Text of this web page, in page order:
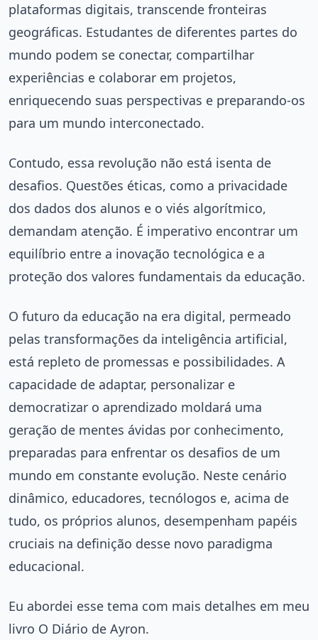
plataformas digitais, transcende fronteiras
geográficas. Estudantes de diferentes partes do
mundo podem se conectar, compartilhar
experiências e colaborar em projetos,
enriquecendo suas perspectivas e preparando-os
para um mundo interconectado.
Contudo, essa revolução não está isenta de
desafios. Questões éticas, como a privacidade
dos dados dos alunos e o viés algorítmico,
demandam atenção. É imperativo encontrar um
equilíbrio entre a inovação tecnológica e a
proteção dos valores fundamentais da educação.
O futuro da educação na era digital, permeado
pelas transformações da inteligência artificial,
está repleto de promessas e possibilidades. A
capacidade de adaptar, personalizar e
democratizar o aprendizado moldará uma
geração de mentes ávidas por conhecimento,
preparadas para enfrentar os desafios de um
mundo em constante evolução. Neste cenário
dinâmico, educadores, tecnólogos e, acima de
tudo, os próprios alunos, desempenham papéis
cruciais na definição desse novo paradigma
educacional.
Eu abordei esse tema com mais detalhes em meu
livro O Diário de Ayron.